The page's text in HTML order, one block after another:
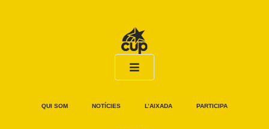
QUI SOM NOTÍCIES L’AIXADA PARTICIPA